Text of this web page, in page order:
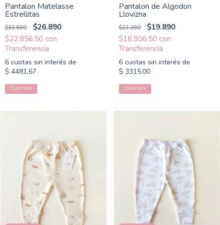
Pantalon Matelasse
Estrellitas
$33.690
$26.890
$22.856,50 con
6 cuotas sin interés de
$ 4481,67
COMPRAR
Pantalon de Algodon
Llovizna
$23.390
$19.890
$16.906,50 con
6 cuotas sin interés de
$ 3315,00
COMPRAR